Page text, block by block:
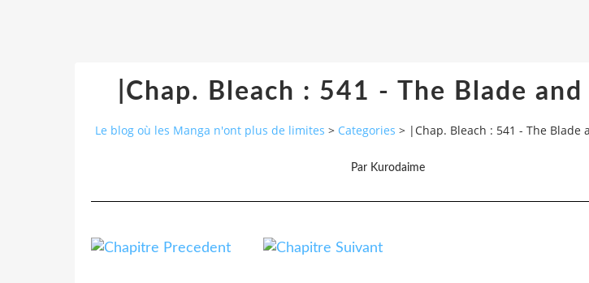
|Chap. Bleach : 541 - The Blade
Le blog où les Manga n'ont plus de limites > Categories > |Chap. Bleach : 541 - The Blade
Par Kurodaime